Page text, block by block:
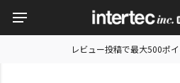
レビュー投稿で最大500ポ